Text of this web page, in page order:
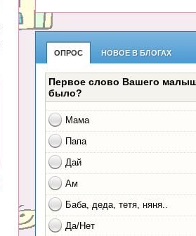
ОПРОС НОВОЕ В БЛОГАХ